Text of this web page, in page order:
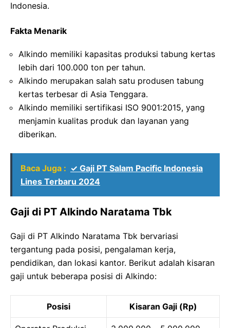
Indonesia.
Fakta Menarik
Alkindo memiliki kapasitas produksi tabung kertas
lebih dari 100.000 ton per tahun.
Alkindo merupakan salah satu produsen tabung
kertas terbesar di Asia Tenggara.
Alkindo memiliki sertifikasi ISO 9001:2015, yang
menjamin kualitas produk dan layanan yang
diberikan.
Baca Juga : ✓ Gaji PT Salam Pacific Indonesia
Lines Terbaru 2024
Gaji di PT Alkindo Naratama Tbk
Gaji di PT Alkindo Naratama Tbk bervariasi
tergantung pada posisi, pengalaman kerja,
pendidikan, dan lokasi kantor. Berikut adalah kisaran
gaji untuk beberapa posisi di Alkindo:
Posisi Kisaran Gaji (Rp)